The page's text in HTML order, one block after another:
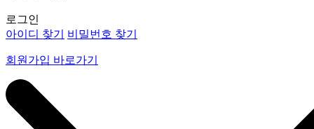
로그인
아이디 찾기
비밀번호 찾기
회원가입 바로가기